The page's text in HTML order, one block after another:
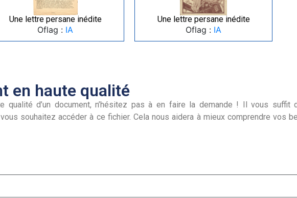
Une lettre persane inédite
Oflag : IA
Une lettre persane inédite
Oflag : IA
en haute qualité
qualité d’un document, n’hésitez pas à en faire la demande ! Il vous
souhaitez accéder à ce fichier. Cela nous aidera à mieux comprendre vos